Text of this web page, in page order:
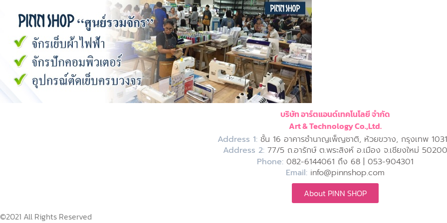
บริษัท อาร์ตแอนด์เทคโนโลยี จำกัด
Art & Technology Co.,Ltd.
Address 1: ชั้น 16 อาคารชำนาญเพ็ญชาติ, ห้วยขวาง, กรุงเทพ
Address 2: 77/5 ถ.อารักษ์ ต.พระสิงห์ อ.เมือง จ.เชียงใหม่ 50200
Phone: 082-6144061 ถึง 68 | 053-904301
Email: info@pinnshop.com
About PINN SHOP
©2021 All Rights Reserved